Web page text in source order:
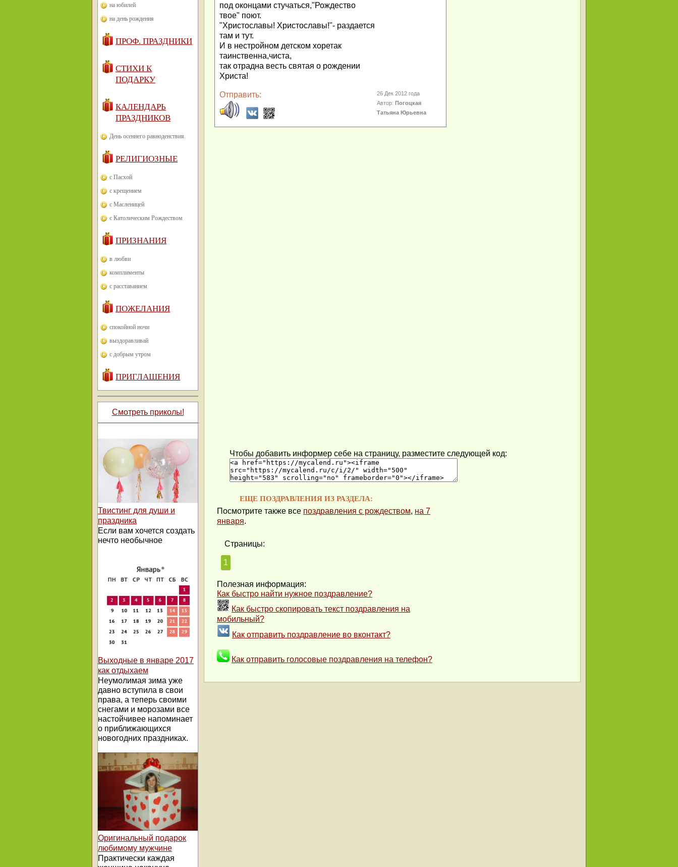
на юбилей
на день рождения
ПРОФ. ПРАЗДНИКИ
СТИХИ К
ПОДАРКУ
КАЛЕНДАРЬ
ПРАЗДНИКОВ
День осеннего равноденствия.
РЕЛИГИОЗНЫЕ
с Пасхой
с крещением
с Масленицей
с Католическим Рождеством
ПРИЗНАНИЯ
в любви
комплименты
с расставанием
ПОЖЕЛАНИЯ
спокойной ночи
выздоравливай
с добрым утром
ПРИГЛАШЕНИЯ
Смотреть приколы!
Твистинг для души и
праздника
Если вам хочется создать
нечто необычное
Выходные в январе 2017
как отдыхаем
Неумолимая зима уже
давно вступила в свои
права, а теперь своими
снегами и морозами все
настойчивее напоминает
о приближающихся
новогодних праздниках.
Оригинальный подарок
любимому мужчине
Практически каждая
под оконцами стучаться,"Рождество
твое" поют.
"Христославы! Христославы!"- раздается
там и тут.
И в нестройном детском хоретак
таинственна,чиста,
так отрадна весть святая о рождении
Христа!
Отправить:
26 Дек 2012 года
Автор:Погоцкая
Татьяна Юрьевна
Чтобы добавить информер себе на страницу, разместите следующей код:
ЕЩЕ ПОЗДРАВЛЕНИЯ ИЗ РАЗДЕЛА:
Посмотрите также все поздравления с рождеством, на 7
января.
Страницы:
1
Полезная информация:
Как быстро найти нужное поздравление?
Как быстро скопировать текст поздравления на
мобильный?
Как отправить поздравление во вконтакт?
Как отправить голосовые поздравления на телефон?